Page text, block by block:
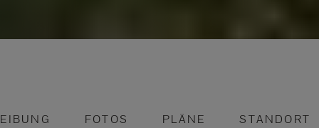
FOTOS PLÄNE STANDORT